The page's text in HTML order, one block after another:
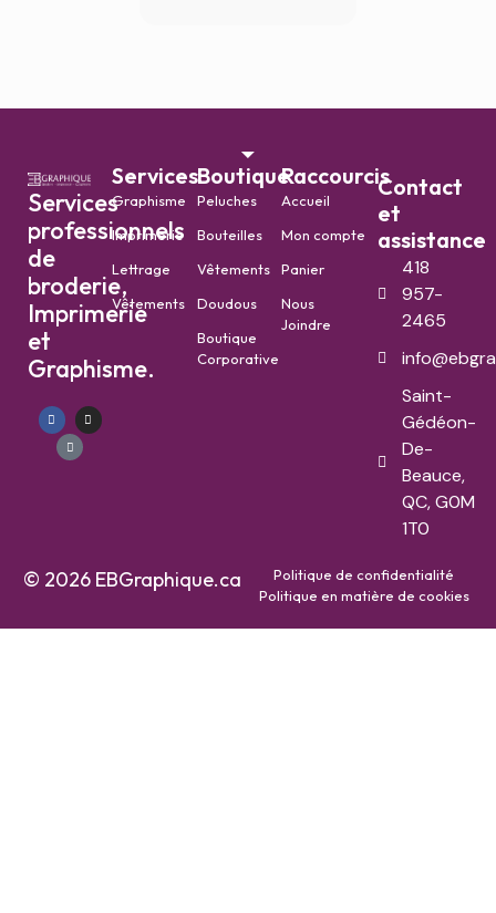
Services
professionnels
de
broderie,
Imprimerie
et
Graphisme.
Services
Graphisme
Imprimerie
Lettrage
Vêtements
Boutique
Peluches
Bouteilles
Vêtements
Doudous
Boutique
Corporative
Raccourcis
Accueil
Mon compte
Panier
Nous
Joindre
Contact
et
assistance
418
957-
2465
Saint-
Gédéon-
De-
Beauce,
QC, G0M
1T0
© 2026 EBGraphique.ca
Politique de confidentialité
Politique en matière de cookies